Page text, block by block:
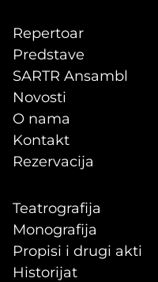
Repertoar
Predstave
SARTR Ansambl
Novosti
O nama
Kontakt
Rezervacija
Teatrografija
Monografija
Propisi i drugi akti
Historijat